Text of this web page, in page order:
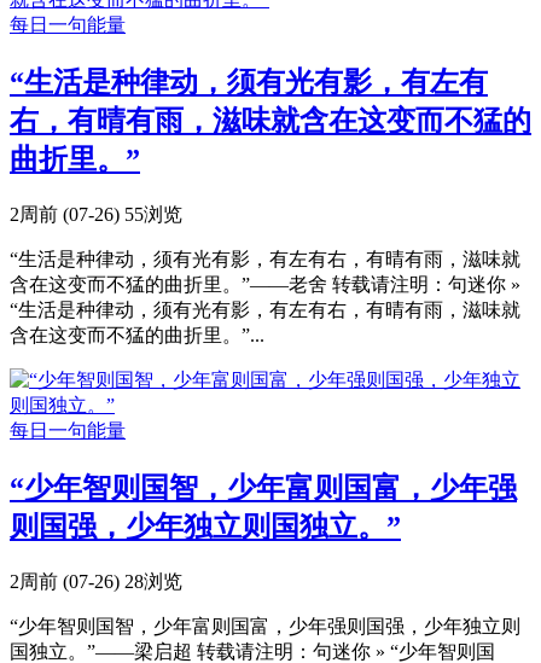
每日一句能量
“生活是种律动，须有光有影，有左有
右，有晴有雨，滋味就含在这变而不猛的
曲折里。”
2周前 (07-26) 55浏览
“生活是种律动，须有光有影，有左有右，有晴有雨，滋味就
含在这变而不猛的曲折里。”——老舍 转载请注明：句迷你 »
“生活是种律动，须有光有影，有左有右，有晴有雨，滋味就
含在这变而不猛的曲折里。”...
每日一句能量
“少年智则国智，少年富则国富，少年强
则国强，少年独立则国独立。”
2周前 (07-26) 28浏览
“少年智则国智，少年富则国富，少年强则国强，少年独立则
国独立。”——梁启超 转载请注明：句迷你 » “少年智则国